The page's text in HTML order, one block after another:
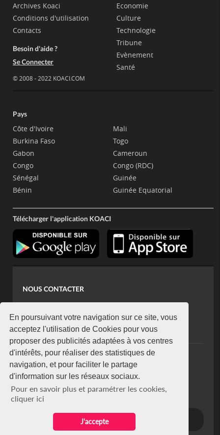
En poursuivant votre navigation sur ce site, vous
acceptez l'utilisation de Cookies pour vous
proposer des publicités adaptées à vos centres
d'intérêts, pour réaliser des statistiques de
navigation, et pour faciliter le partage
d'information sur les réseaux sociaux.
Pour en savoir plus et paramétrer les cookies,
cliquer ici
J'accepte
Archives Koaci
Conditions d'utilisation
Contacts
Besoin d'aide ?
Se Connecter
© 2008 - 2022 KOACI.COM
Economie
Culture
Technologie
Tribune
Evènement
Santé
Pays
Côte d'Ivoire
Burkina Faso
Gabon
Congo
Sénégal
Bénin
Mali
Togo
Cameroun
Congo (RDC)
Guinée
Guinée Equatorial
Télécharger l'application KOACI
NOUS CONTACTER
koaci@yahoo.fr
+225 07 08 85 52 93
NEWSLETTER
Restez connecté via notre newsletter
S'abonner
Se désabonner